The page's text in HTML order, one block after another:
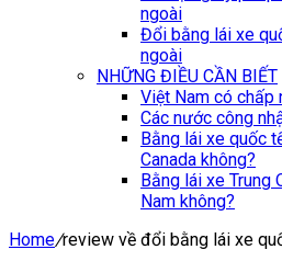
ngoài
Đổi bằng lái xe
ngoài
NHỮNG ĐIỀU CẦN BIẾT
Việt Nam có chấp
Các nước công
Bằng lái xe quốc
Canada không?
Bằng lái xe Trung
Nam không?
Home/review về đổi bằng lái xe